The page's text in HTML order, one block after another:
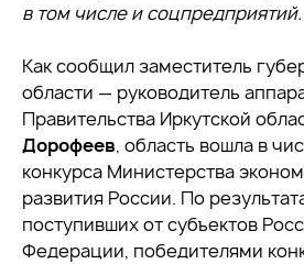
в том числе и соцпредприятий.
Как сообщил заместитель
области — руководитель
Правительства Иркутской
Дорофеев, область вошла в
конкурса Министерства
развития России. По
поступивших от субъектов
Федерации, победителями